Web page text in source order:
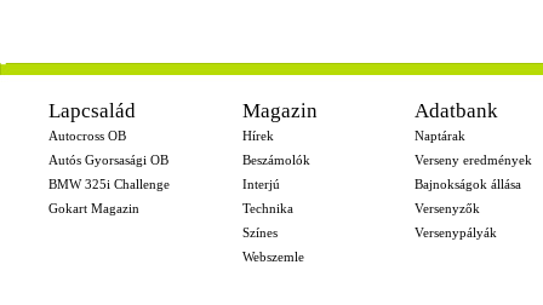
-
Lapcsalád
Autocross OB
Autós Gyorsasági OB
BMW 325i Challenge
Gokart Magazin
Magazin
Hírek
Beszámolók
Interjú
Technika
Színes
Webszemle
Adatbank
Naptárak
Verseny eredmények
Bajnokságok állása
Versenyzők
Versenypályák